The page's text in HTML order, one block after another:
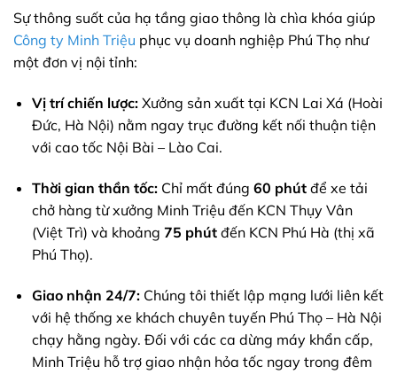
Sự thông suốt của hạ tầng giao thông là chìa khóa giúp
Công ty Minh Triệu phục vụ doanh nghiệp Phú Thọ như
một đơn vị nội tỉnh:
Vị trí chiến lược:Xưởng sản xuất tại KCN Lai Xá (Hoài
Đức, Hà Nội) nằm ngay trục đường kết nối thuận tiện
với cao tốc Nội Bài – Lào Cai.
Thời gian thần tốc:Chỉ mất đúng 60 phútđể xe tải
chở hàng từ xưởng Minh Triệu đến KCN Thụy Vân
(Việt Trì) và khoảng 75 phútđến KCN Phú Hà (thị xã
Phú Thọ).
Giao nhận 24/7:Chúng tôi thiết lập mạng lưới liên kết
với hệ thống xe khách chuyên tuyến Phú Thọ – Hà Nội
chạy hằng ngày. Đối với các ca dừng máy khẩn cấp,
Minh Triệu hỗ trợ giao nhận hỏa tốc ngay trong đêm